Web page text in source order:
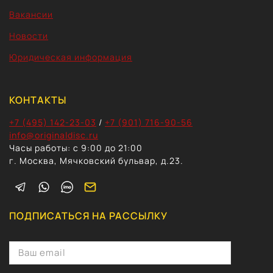
Вакансии
Новости
Юридическая информация
КОНТАКТЫ
+7 (495) 142-23-03 / +7 (901) 716-90-56
info@originaldisc.ru
Часы работы: с 9:00 до 21:00
г. Москва, Мячковский бульвар, д.23.
ПОДПИСАТЬСЯ НА РАССЫЛКУ